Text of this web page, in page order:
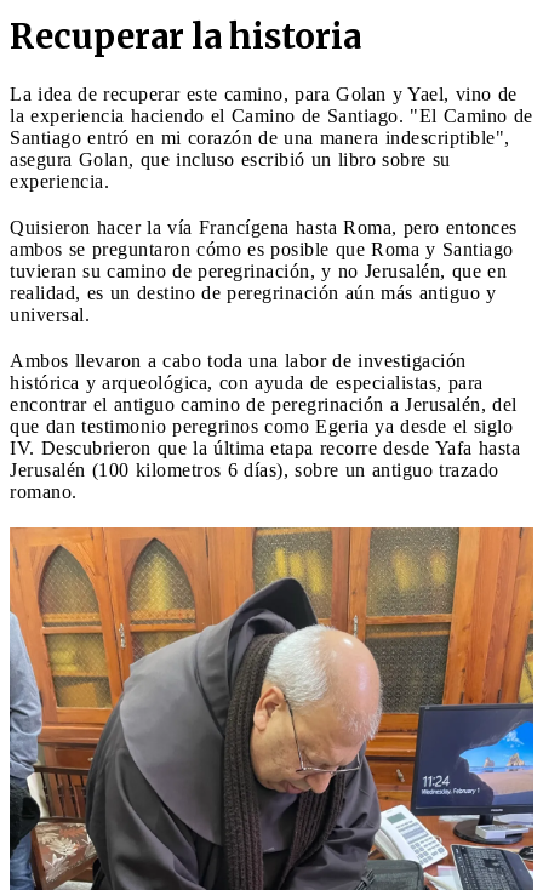
Recuperar la historia
La idea de recuperar este camino, para Golan y Yael, vino de
la experiencia haciendo el Camino de Santiago. "El Camino de
Santiago entró en mi corazón de una manera indescriptible",
asegura Golan, que incluso escribió un libro sobre su
experiencia.
Quisieron hacer la vía Francígena hasta Roma, pero entonces
ambos se preguntaron cómo es posible que Roma y Santiago
tuvieran su camino de peregrinación, y no Jerusalén, que en
realidad, es un destino de peregrinación aún más antiguo y
universal.
Ambos llevaron a cabo toda una labor de investigación
histórica y arqueológica, con ayuda de especialistas, para
encontrar el antiguo camino de peregrinación a Jerusalén, del
que dan testimonio peregrinos como Egeria ya desde el siglo
IV. Descubrieron que la última etapa recorre desde Yafa hasta
Jerusalén (100 kilometros 6 días), sobre un antiguo trazado
romano.